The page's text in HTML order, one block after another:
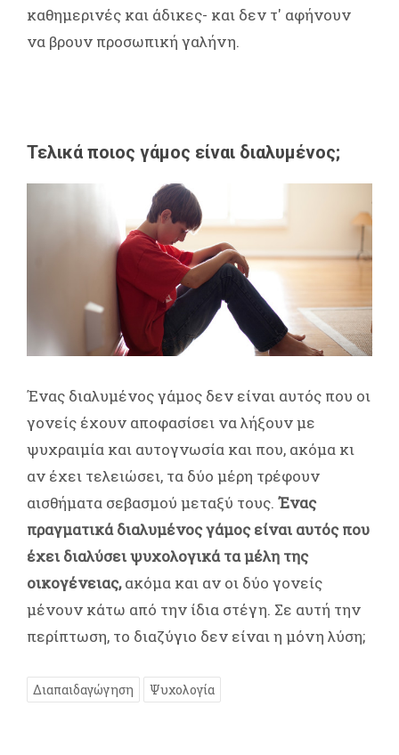
καθημερινές και άδικες- και δεν τ' αφήνουν
να βρουν προσωπική γαλήνη.
Τελικά ποιος γάμος είναι διαλυμένος;
Ένας διαλυμένος γάμος δεν είναι αυτός που οι
γονείς έχουν αποφασίσει να λήξουν με
ψυχραιμία και αυτογνωσία και που, ακόμα κι
αν έχει τελειώσει, τα δύο μέρη τρέφουν
αισθήματα σεβασμού μεταξύ τους. Ένας
πραγματικά διαλυμένος γάμος είναι αυτός που
έχει διαλύσει ψυχολογικά τα μέλη της
οικογένειας,ακόμα και αν οι δύο γονείς
μένουν κάτω από την ίδια στέγη. Σε αυτή την
περίπτωση, το διαζύγιο δεν είναι η μόνη λύση;
Διαπαιδαγώγηση Ψυχολογία